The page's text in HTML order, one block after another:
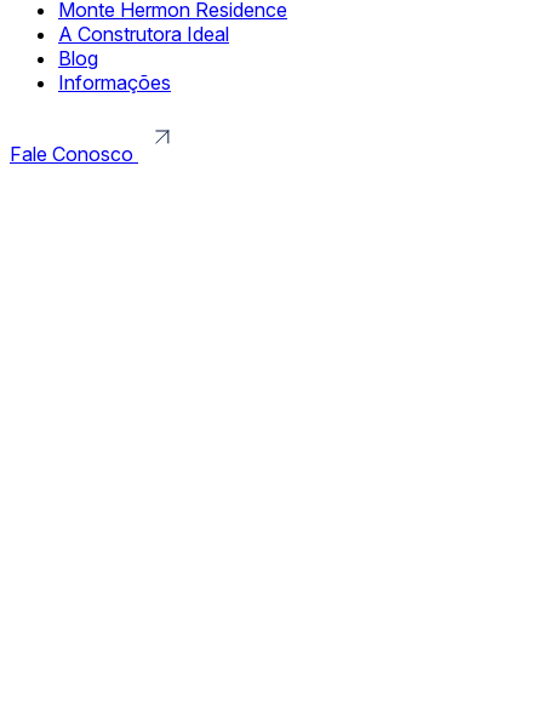
Monte Hermon Residence
A Construtora Ideal
Blog
Informações
Fale Conosco